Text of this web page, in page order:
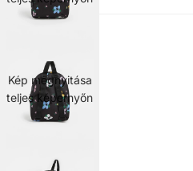
Kép megnyitása
teljes képernyőn